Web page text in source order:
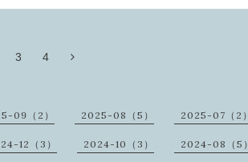
3 4
09（2） 2025-08（5） 2025-07（2）
12（3） 2024-10（3） 2024-08（5）